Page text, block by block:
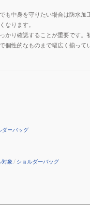
も中身を守りたい場合は防水
なります。
かり確認することが重要です。
性的なものまで幅広く揃って
ダーバッグ
対象 / ショルダーバッグ